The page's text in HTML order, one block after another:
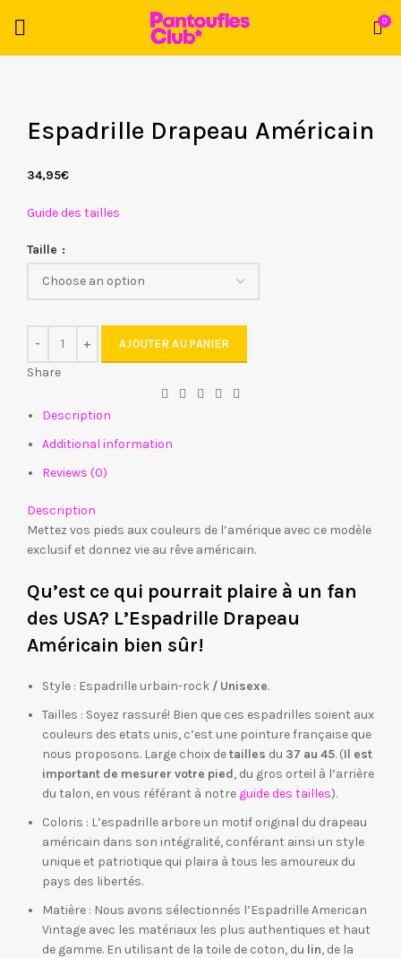
0
Espadrille Drapeau Américain
34,95€
Guide des tailles
Taille
AJOUTER AU PANIER
Share
Description
Additional information
Reviews (0)
Description
Mettez vos pieds aux couleurs de l’amérique avec ce modèle
exclusif et donnez vie au rêve américain.
Qu’est ce qui pourrait plaire à un fan
des USA? L’Espadrille Drapeau
Américain bien sûr!
Style : Espadrille urbain-rock / Unisexe.
Tailles : Soyez rassuré! Bien que ces espadrilles soient aux
couleurs des etats unis, c’est une pointure française que
nous proposons. Large choix detailles du 37 au 45. (Il est
important de mesurer votre pied, du gros orteil à l’arrière
du talon, en vous référant à notre guide des tailles).
Coloris : L’espadrille arbore un motif original du drapeau
américain dans son intégralité, conférant ainsi un style
unique et patriotique qui plaira à tous les amoureux du
pays des libertés.
Matière : Nous avons sélectionnés l’Espadrille American
Vintage avec les matériaux les plus authentiques et haut
de gamme. En utilisant de la toile de coton, du lin, de la